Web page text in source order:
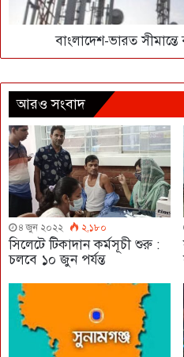
বাংলাদেশ-ভারত
আরও সংবাদ
৪ জুন ২০২২ ২,১৮০
সিলেটে টিকাদান কর্মসূচী শুরু :
চলবে ১০ জুন পর্যন্ত